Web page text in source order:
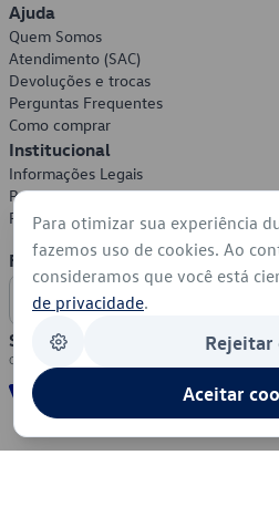
Ajuda
Quem Somos
Atendimento (SAC)
Devoluções e trocas
Perguntas Frequentes
Como comprar
Institucional
Informações Legais
Política de Privacidade
Política de Cookies
Formas de Pagamento
Segurança
Para otimizar sua experiência
fazemos uso de cookies. Ao
consideramos que você está
de privacidade.
Rejeitar
Aceitar